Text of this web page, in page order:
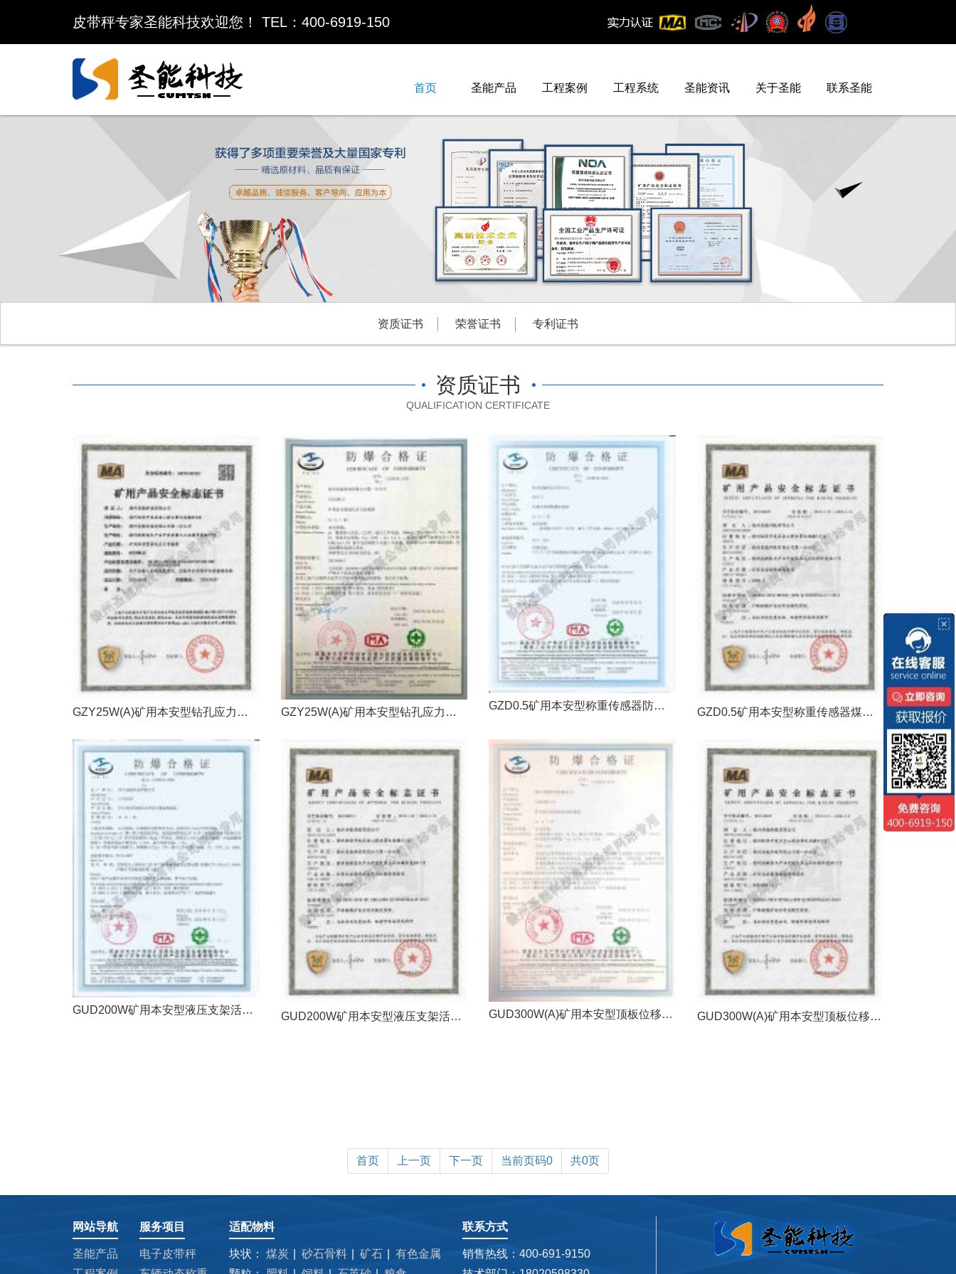
皮带秤专家圣能科技欢迎您！ TEL：400-6919-150
首页 圣能产品 工程案例 工程系统 圣能资讯 关于圣能 联系圣能
资质证书 荣誉证书 专利证书
资质证书
QUALIFICATION CERTIFICATE
GZY25W(A)矿用本安型钻孔应力传感器煤安证 GZY25W(A)矿用本安型钻孔应力传感器防爆证
GZD0.5矿用本安型称重传感器防爆证
GZD0.5矿用本安型称重传感器煤安证
GUD200W矿用本安型液压支架活柱缩量传感器防爆证
GUD200W矿用本安型液压支架活柱缩量传感器煤安证 GUD300W(A)矿用本安型顶板位移传感器防爆证 GUD300W(A)矿用本安型顶板位移传感器煤安证
首页 上一页 下一页 当前页码0 共0页
网站导航
圣能产品
服务项目
电子皮带秤
适配物料
块状： 煤炭 砂石骨料 矿石
有色金属
联系方式
销售热线：400-691-9150